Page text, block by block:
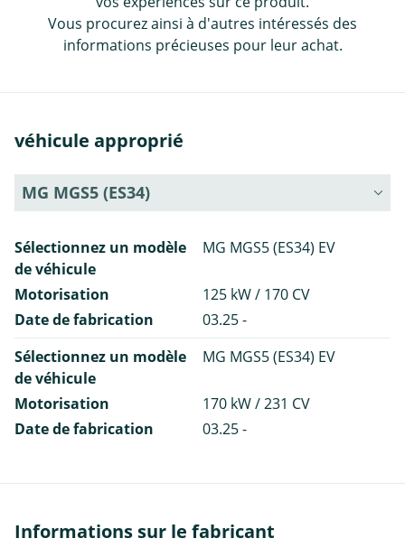
Vous procurez ainsi à d'autres intéressés des
informations précieuses pour leur achat.
véhicule approprié
MG MGS5 (ES34)
Sélectionnez un modèle
de véhicule
MG MGS5 (ES34) EV
Motorisation
125 kW / 170 CV
Date de fabrication
03.25 -
Sélectionnez un modèle
de véhicule
MG MGS5 (ES34) EV
Motorisation
170 kW / 231 CV
Date de fabrication
03.25 -
Informations sur le fabricant